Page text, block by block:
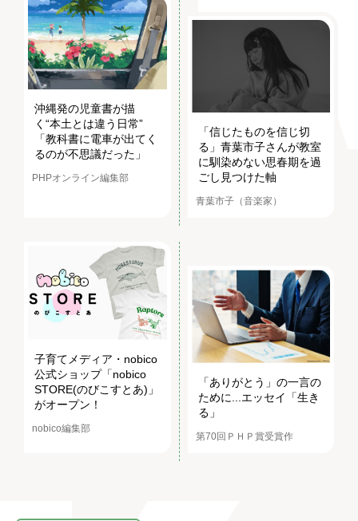
沖縄発の児童書が描
く“本土とは違う日常”
「教科書に電車が出てく
るのが不思議だった」
PHPオンライン編集部
「信じたものを信じ切
る」青葉市子さんが教室
に馴染めない思春期を過
ごし見つけた軸
青葉市子（音楽家）
子育てメディア・nobico
公式ショップ「nobico
STORE(のびこすとあ)」
がオープン！
nobico編集部
「ありがとう」の一言の
ために...エッセイ「生き
る」
第70回ＰＨＰ賞受賞作